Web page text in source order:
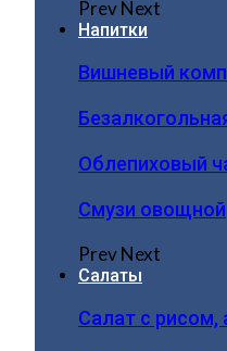
PrevNext
Напитки
Вишневый
Облепиховый
Смузи овощной
PrevNext
Салаты
Салат с рисом,